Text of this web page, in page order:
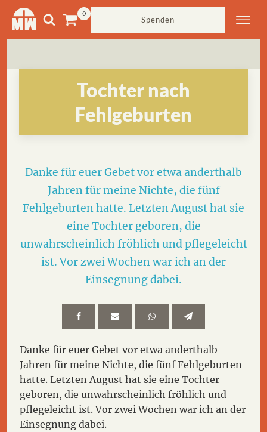
Spenden
Tochter nach
Fehlgeburten
Danke für euer Gebet vor etwa anderthalb
Jahren für meine Nichte, die fünf
Fehlgeburten hatte. Letzten August hat sie
eine Tochter geboren, die
unwahrscheinlich fröhlich und pflegeleicht
ist. Vor zwei Wochen war ich an der
Einsegnung dabei.
Danke für euer Gebet vor etwa anderthalb
Jahren für meine Nichte, die fünf Fehlgeburten
hatte. Letzten August hat sie eine Tochter
geboren, die unwahrscheinlich fröhlich und
pflegeleicht ist. Vor zwei Wochen war ich an der
Einsegnung dabei.